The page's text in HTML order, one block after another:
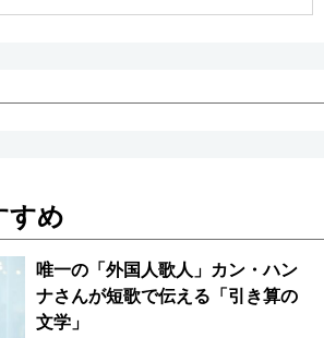
すめ
唯一の「外国人歌人」カン・ハン
ナさんが短歌で伝える「引き算の
文学」